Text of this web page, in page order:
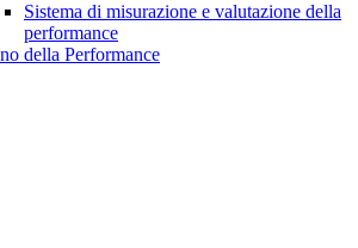
Sistema di misurazione e valutazione della
performance
della Performance